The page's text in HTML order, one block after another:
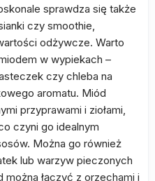
sprawdza się także
czy smoothie,
odżywcze. Warto
w wypiekach –
czy chleba na
aromatu. Miód
przyprawami i ziołami,
czyni go idealnym
Można go również
lub warzyw pieczonych
łączyć z orzechami i